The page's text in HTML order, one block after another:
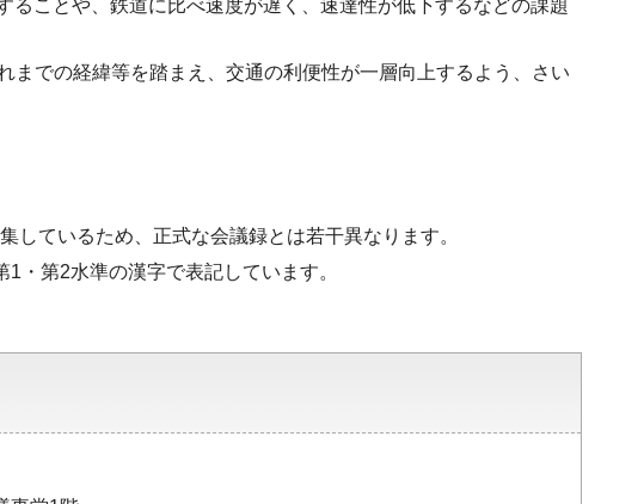
ことや、鉄道に比べ速度が遅く、速達性が低下するなどの課題
での経緯等を踏まえ、交通の利便性が一層向上するよう、さい
しているため、正式な会議録とは若干異なります。
・第2水準の漢字で表記しています。